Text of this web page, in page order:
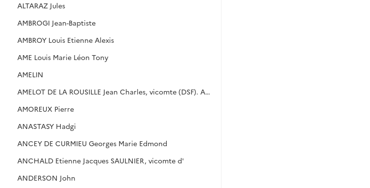
ALTARAZ Jules
AMBROGI Jean-Baptiste
AMBROY Louis Etienne Alexis
AME Louis Marie Léon Tony
AMELIN
AMELOT DE LA ROUSILLE Jean Charles, vicomte (DSF). AMELOT, voir comte de CHAILLOU. AMIRALLY V, cf. DERCHE
AMOREUX Pierre
ANASTASY Hadgi
ANCEY DE CURMIEU Georges Marie Edmond
ANCHALD Etienne Jacques SAULNIER, vicomte d'
ANDERSON John